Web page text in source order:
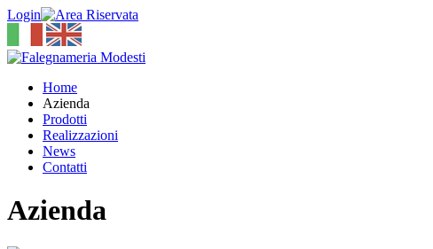
Login
Home
Azienda
Prodotti
Realizzazioni
News
Contatti
Azienda